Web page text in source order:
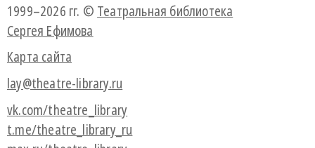
1999–2026 гг. © Театральная библиотека
Сергея Ефимова
Карта сайта
lay@theatre-library.ru
vk.com/theatre_library
t.me/theatre_library_ru